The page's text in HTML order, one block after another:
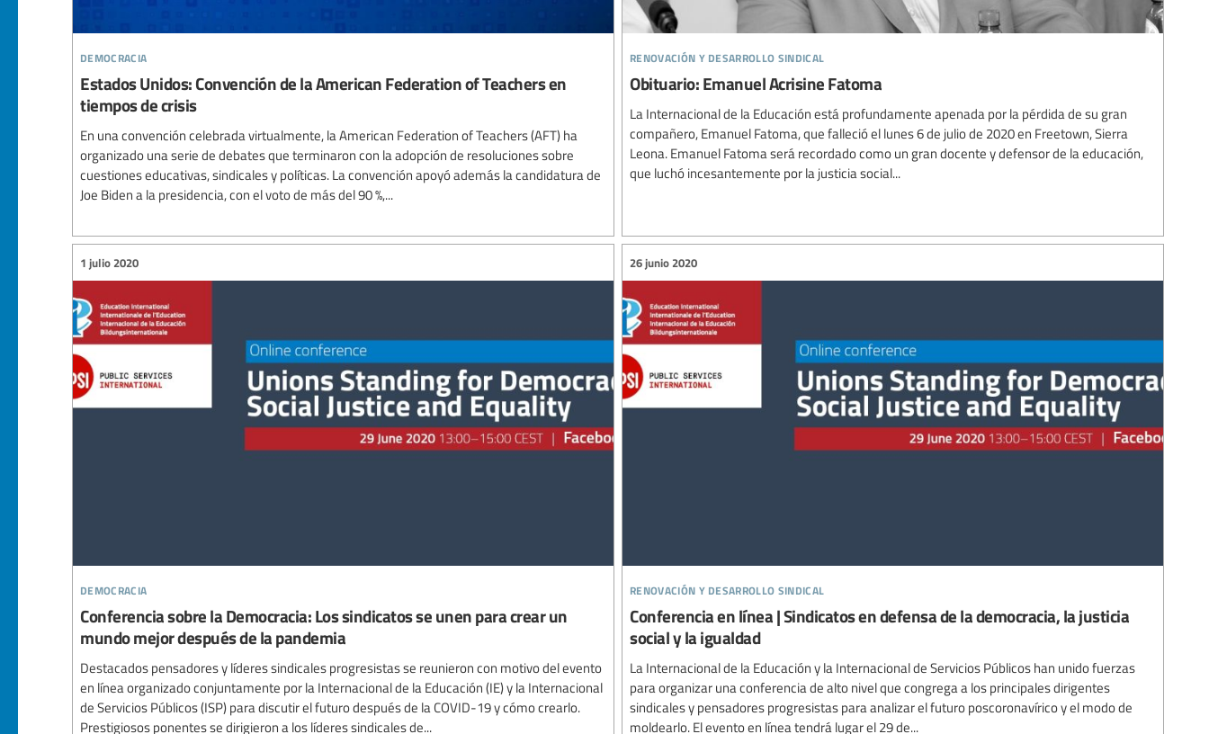
democracia
Estados Unidos: Convención de la American Federation of Teachers en
tiempos de crisis
En una convención celebrada virtualmente, la American Federation of Teachers (AFT) ha
organizado una serie de debates que terminaron con la adopción de resoluciones sobre
cuestiones educativas, sindicales y políticas. La convención apoyó además la candidatura de
Joe Biden a la presidencia, con el voto de más del 90 %,...
renovación y desarrollo sindical
Obituario: Emanuel Acrisine Fatoma
La Internacional de la Educación está profundamente apenada por la pérdida de su gran
compañero, Emanuel Fatoma, que falleció el lunes 6 de julio de 2020 en Freetown, Sierra
Leona. Emanuel Fatoma será recordado como un gran docente y defensor de la educación,
que luchó incesantemente por la justicia social...
democracia
1 julio 2020
Conferencia sobre la Democracia: Los sindicatos se unen para crear un
mundo mejor después de la pandemia
Destacados pensadores y líderes sindicales progresistas se reunieron con motivo del evento
en línea organizado conjuntamente por la Internacional de la Educación (IE) y la Internacional
de Servicios Públicos (ISP) para discutir el futuro después de la COVID-19 y cómo crearlo.
Prestigiosos ponentes se dirigieron a los líderes sindicales de...
renovación y desarrollo sindical
26 junio 2020
Conferencia en línea | Sindicatos en defensa de la democracia, la justicia
social y la igualdad
La Internacional de la Educación y la Internacional de Servicios Públicos han unido fuerzas
para organizar una conferencia de alto nivel que congrega a los principales dirigentes
sindicales y pensadores progresistas para analizar el futuro poscoronavírico y el modo de
moldearlo. El evento en línea tendrá lugar el 29 de...